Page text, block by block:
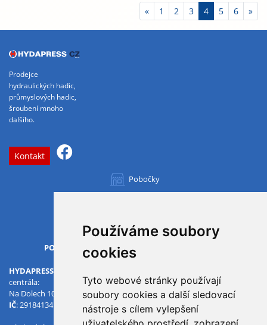
Používáme soubory
cookies
Tyto webové stránky používají
soubory cookies a další sledovací
nástroje s cílem vylepšení
« 1 2 3 4 5 6 »
Prodejce
hydraulických hadic,
průmyslových hadic,
šroubení mnoho
dalšího.
Kontakt
Pobočky
OTVÍRACÍ DOBA
PO-PÁ
HYDAPRESS CZ s.r.o.
centrála:
Na Dolech 109 586 01 Jihlava
IČ: 29184134 : CZ29184134